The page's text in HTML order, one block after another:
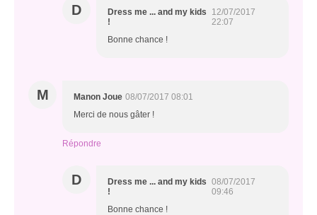
D
Dress me ... and my kids
!
12/07/2017
22:07
Bonne chance !
M Manon Joue 08/07/2017 08:01
Merci de nous gâter !
Répondre
D
Dress me ... and my kids
!
08/07/2017
09:46
Bonne chance !